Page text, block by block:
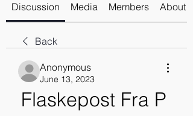
Discussion Media Members About
Back
Anonymous
June 13, 2023
Flaskepost Fra P